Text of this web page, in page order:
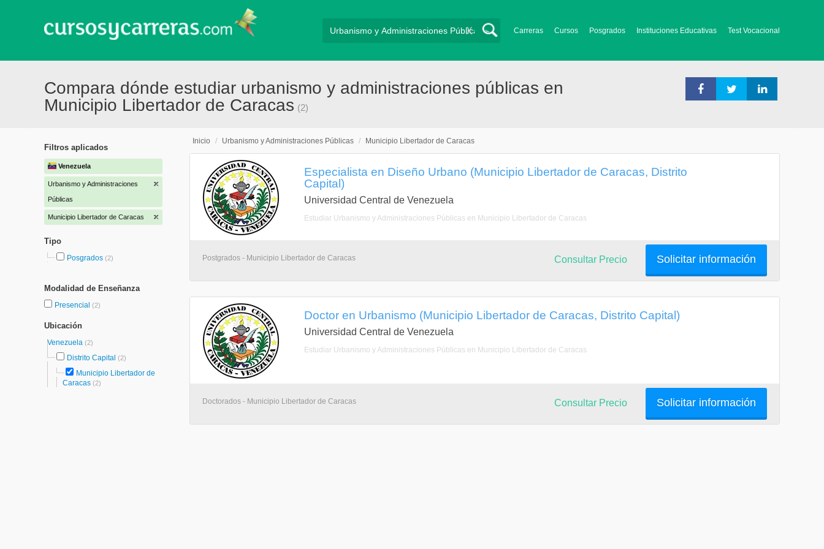
Carreras Cursos Posgrados Instituciones Educativas Test Vocacional
X
Compara dónde estudiar urbanismo y administraciones públicas en
Municipio Libertador de Caracas (2)
Filtros aplicados
Venezuela
Urbanismo y Administraciones
Públicas
Municipio Libertador de Caracas
Tipo
Posgrados (2)
Modalidad de Enseñanza
Presencial (2)
Ubicación
Venezuela (2)
Distrito Capital (2)
Municipio Libertador de
Caracas (2)
Inicio / Urbanismo y Administraciones Públicas / Municipio Libertador de Caracas
Especialista en Diseño Urbano (Municipio Libertador de Caracas, Distrito
Capital)
Universidad Central de Venezuela
Estudiar Urbanismo y Administraciones Públicas en Municipio Libertador de Caracas
Postgrados - Municipio Libertador de Caracas Solicitar información
Consultar Precio
Doctor en Urbanismo (Municipio Libertador de Caracas, Distrito Capital)
Universidad Central de Venezuela
Estudiar Urbanismo y Administraciones Públicas en Municipio Libertador de Caracas
Doctorados - Municipio Libertador de Caracas Solicitar información
Consultar Precio